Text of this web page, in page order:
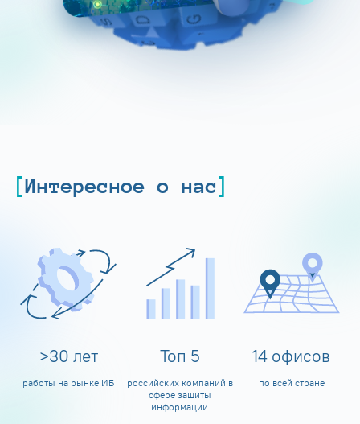
Интересное о нас
>30 лет
работы на рынке ИБ
Топ 5
российских компаний в
сфере защиты
информации
14 офисов
по всей стране